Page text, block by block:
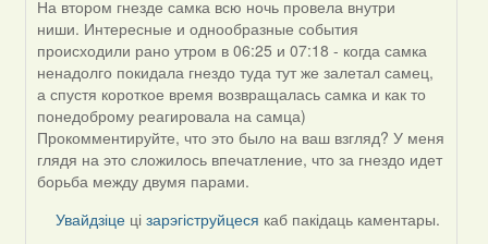
На втором гнезде самка всю ночь провела внутри
ниши. Интересные и однообразные события
происходили рано утром в 06:25 и 07:18 - когда самка
ненадолго покидала гнездо туда тут же залетал самец,
а спустя короткое время возвращалась самка и как то
понедоброму реагировала на самца)
Прокомментируйте, что это было на ваш взгляд? У меня
глядя на это сложилось впечатление, что за гнездо идет
борьба между двумя парами.
Увайдзіце цізарэгіструйцеся каб пакідаць каментары.